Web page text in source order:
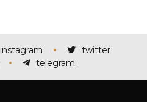
instagram
twitter
telegram